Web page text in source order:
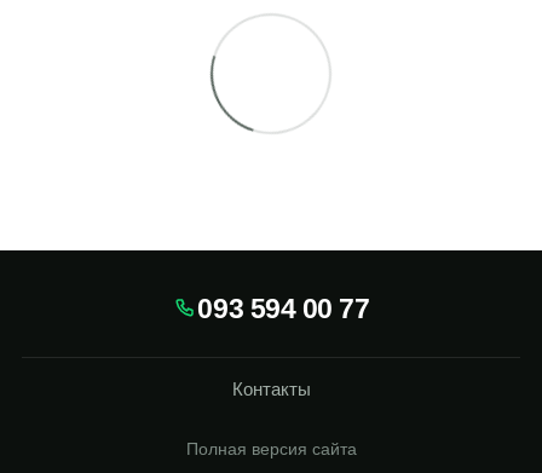
093 594 00 77
Контакты
Полная версия сайта